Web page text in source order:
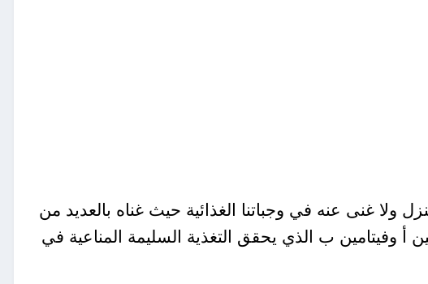
ولا غنى عنه في وجباتنا الغذائية حيث غناه بالعديد من
أ وفيتامين ب الذي يحقق التغذية السليمة المناعية في